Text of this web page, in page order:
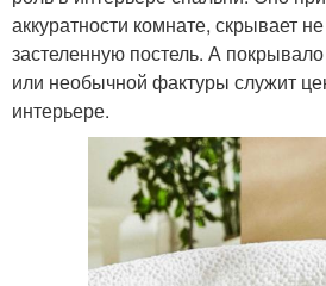
аккуратности комнате, скрывает
застеленную постель. А покрывало
или необычной фактуры служит
интерьере.